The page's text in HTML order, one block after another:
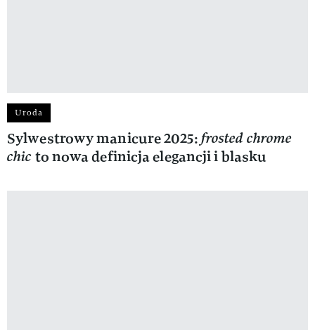
Uroda
Sylwestrowy manicure 2025:frosted chrome
chic to nowa definicja elegancji i blasku